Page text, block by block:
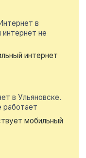
в
не
интернет
в Ульяновске.
работает
мобильный